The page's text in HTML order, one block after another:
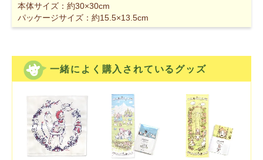
本体サイズ：約30×30cm
パッケージサイズ：約15.5×13.5cm
一緒によく購入されているグッズ